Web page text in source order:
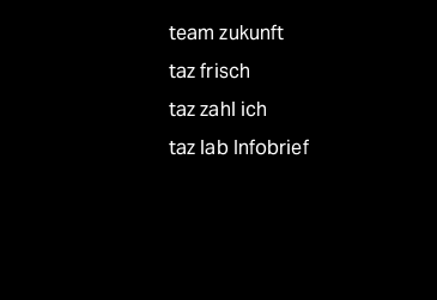
team zukunft
taz frisch
taz zahl ich
taz lab Infobrief